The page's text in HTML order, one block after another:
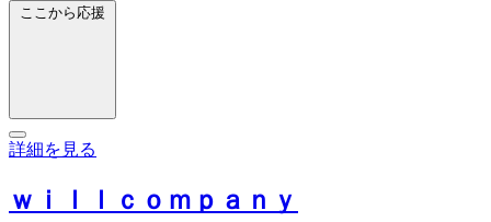
ここから応援
詳細を見る
ｗｉｌｌｃｏｍｐａｎｙ